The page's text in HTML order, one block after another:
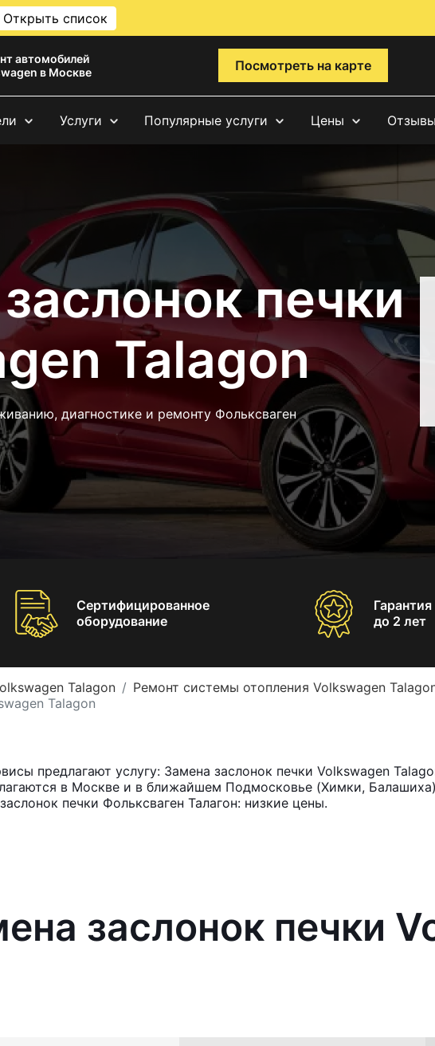
Открыть список
автомобилей
в Москве
Посмотреть на карте
Услуги Популярные услуги Цены Отзывы
печки
Talagon
диагностике и ремонту Фольксваген
Сертифицированное
оборудование
Гарантия
до 2 лет
Talagon
Ремонт системы отопления Volkswagen
Talagon
предлагают услугу: Замена заслонок печки Volkswagen
в Москве и в ближайшем Подмосковье (Химки,
печки Фольксваген Талагон: низкие цены.
заслонок печки